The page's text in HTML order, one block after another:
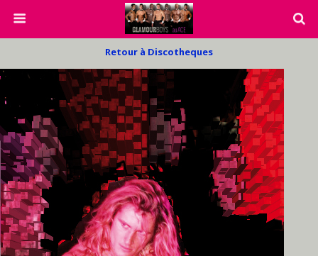
Retour à Discotheques